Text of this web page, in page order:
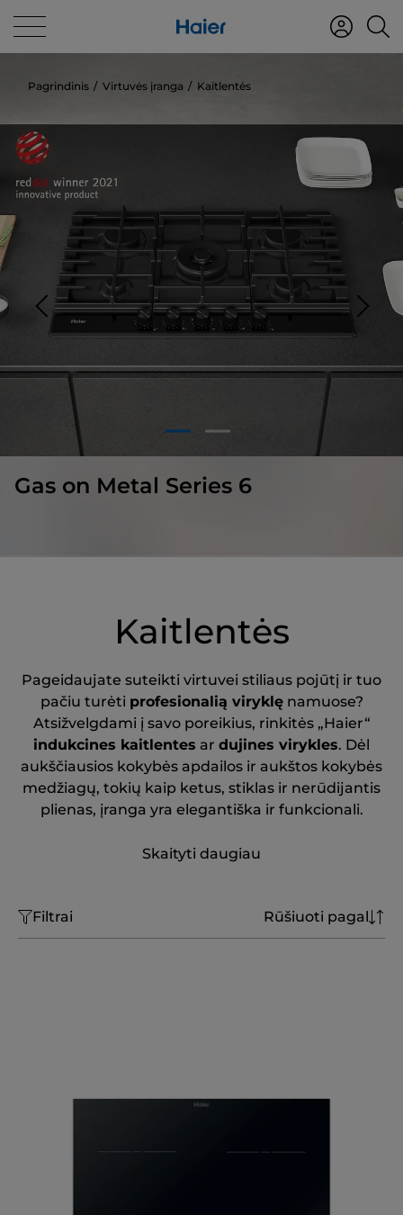
Pagrindinis Virtuvės įranga Kaitlentės
Gas on Metal Series 6
1 2
Kaitlentės
Pageidaujate suteikti virtuvei stiliaus pojūtį ir tuo
pačiu turėti profesionalią viryklęnamuose?
Atsižvelgdami į savo poreikius, rinkitės „Haier“
indukcines kaitlentes ar dujines virykles. Dėl
aukščiausios kokybės apdailos ir aukštos kokybės
medžiagų, tokių kaip ketus, stiklas ir nerūdijantis
plienas, įranga yra elegantiška ir funkcionali.
Skaityti daugiau
Filtrai Rūšiuoti pagal